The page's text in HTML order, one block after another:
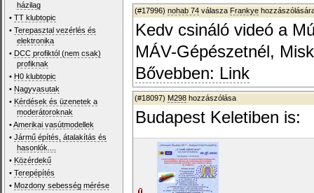
házilag
•TT klubtopic
•Terepasztal vezérlés és
elektronika
• DCC profiktól (nem csak)
profiknak
• H0 klubtopic
• Nagyvasutak
• Kérdések és üzenetek a
moderátoroknak
•Amerikai vasútmodellek
•Jármű építés, átalakítás és
hasonlók....
• Közérdekű
•Terepépítés
• Mozdony sebesség mérése
(#17996) nohab 74 válasza Frankye
Kedv csináló videó a
MÁV-Gépészetnél,
Bővebben: Link
(#18097) M298 hozzászólása
Budapest Keletiben is: